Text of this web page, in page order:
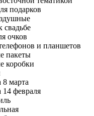
подарков
очков
и планшетов
пакеты
коробки
марта
февраля